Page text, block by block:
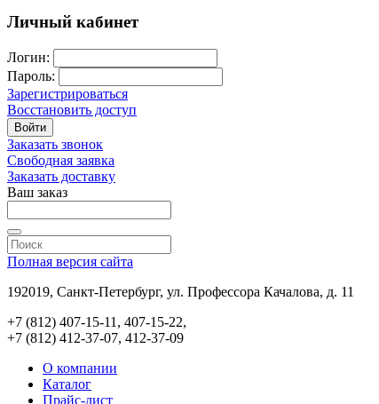
Личный кабинет
Логин:
Пароль:
Зарегистрироваться
Восстановить доступ
Войти
Заказать звонок
Свободная заявка
Заказать доставку
Ваш заказ
Полная версия сайта
192019, Санкт-Петербург, ул. Профессора Качалова, д. 11
+7 (812) 407-15-11, 407-15-22,
+7 (812) 412-37-07, 412-37-09
О компании
Каталог
Прайс-лист